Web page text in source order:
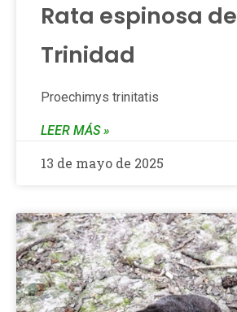
Rata espinosa de
Trinidad
Proechimys trinitatis
LEER MÁS »
13 de mayo de 2025